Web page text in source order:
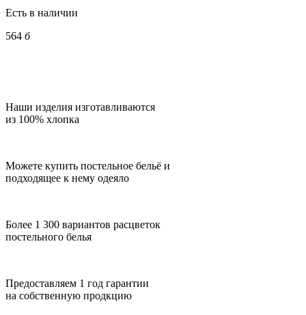
Есть в наличии
564 б
Наши изделия изготавливаются
из 100% хлопка
Можете купить постельное бельё и
подходящее к нему одеяло
Более 1 300 вариантов расцветок
постельного белья
Предоставляем 1 год гарантии
на собственную продкцию